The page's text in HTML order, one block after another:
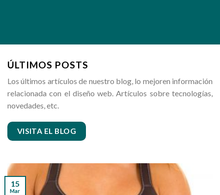
ÚLTIMOS POSTS
Los últimos artículos de nuestro blog, lo mejoren información
relacionada con el diseño web. Artículos sobre tecnologías,
novedades, etc.
VISITA EL BLOG
15
Mar